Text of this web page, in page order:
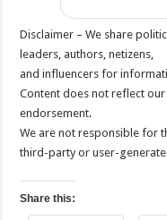
Disclaimer – We share
leaders, authors, netizens,
and influencers for
Content does not reflect
endorsement.
We are not responsible for
third-party or user-
Share this: